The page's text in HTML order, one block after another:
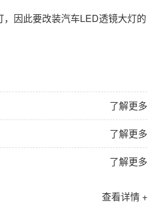
因此要改装汽车LED透镜大灯的
了解更多
了解更多
了解更多
查看详情 +